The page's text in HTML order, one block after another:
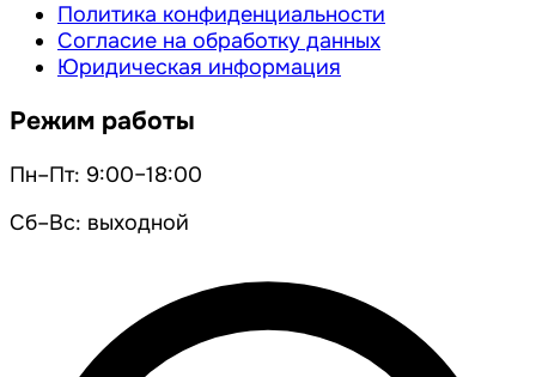
Политика конфиденциальности
Согласие на обработку данных
Юридическая информация
Режим работы
Пн–Пт: 9:00–18:00
Сб–Вс: выходной